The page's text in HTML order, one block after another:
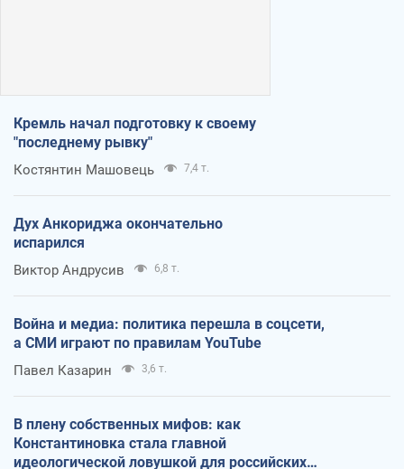
Кремль начал подготовку к своему
"последнему рывку"
Костянтин Машовець 7,4 т.
Дух Анкориджа окончательно
испарился
Виктор Андрусив 6,8 т.
Война и медиа: политика перешла в соцсети,
а СМИ играют по правилам YouTube
Павел Казарин 3,6 т.
В плену собственных мифов: как
Константиновка стала главной
идеологической ловушкой для российских